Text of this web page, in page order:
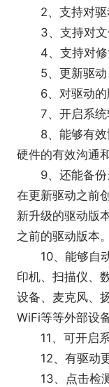
2、支持对驱
3、支持对文
4、支持对修
5、更新驱动
6、对驱动的
7、开启系统
8、能够有效
硬件的有效沟通
9、还能备份
在更新驱动之前
新升级的驱动版
之前的驱动版本。
10、能够自动
印机、扫描仪、
设备、麦克风、
WiFi等等外部设
11、可开启系
12、有驱动更
13、点击检测